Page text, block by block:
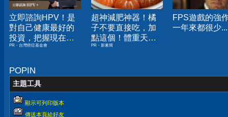
立即諮詢HPV！是
對自己健康最好的
投資，把握現在不
嫌晚！
PR・台灣癌症基金會
超神減肥神器！橘
子不要直接吃，加
點這個！體重天天
下降
PR・新素簡
FPS遊戲的強
一年來都很少
POPIN
主題工具
顯示可列印版本
傳送本頁給好友